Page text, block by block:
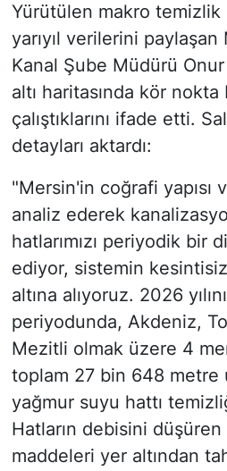
Yürütülen makro
yarıyıl verilerini paylaşan
Kanal Şube Müdürü
altı haritasında kör nokta
çalıştıklarını ifade etti.
detayları aktardı:
"Mersin'in coğrafi yapısı
analiz ederek
hatlarımızı periyodik bir
ediyor, sistemin kesintisiz
altına alıyoruz. 2026
periyodunda, Akdeniz,
Mezitli olmak üzere 4
toplam 27 bin 648 metre
yağmur suyu hattı
Hatların debisini düşüren
maddeleri yer altından